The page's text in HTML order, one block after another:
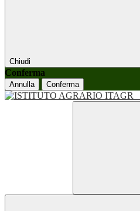
Chiudi
Conferma
Annulla Conferma